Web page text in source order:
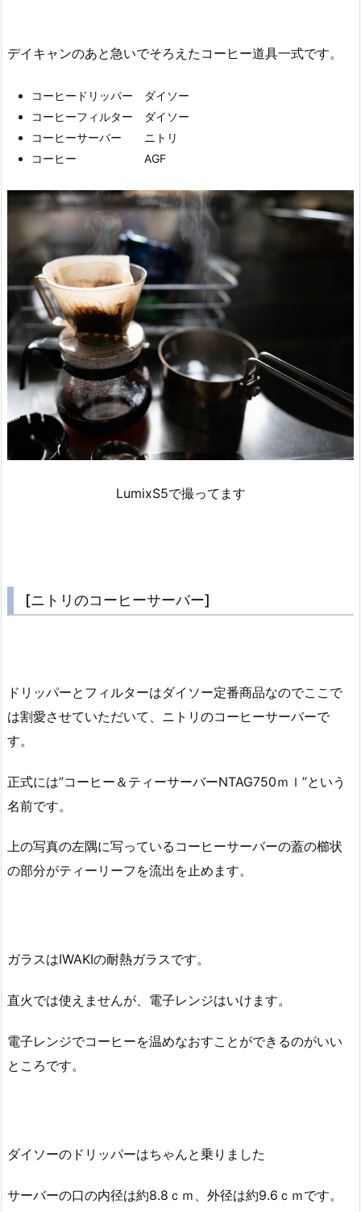
デイキャンのあと急いでそろえたコーヒー道具一式です。
コーヒードリッパー ダイソー
コーヒーフィルター ダイソー
コーヒーサーバー ニトリ
コーヒー AGF
LumixS5で撮ってます
[ニトリのコーヒーサーバー]
ドリッパーとフィルターはダイソー定番商品なのでここで
は割愛させていただいて、ニトリのコーヒーサーバーで
す。
正式には”コーヒー＆ティーサーバーNTAG750ｍｌ”という
名前です。
上の写真の左隅に写っているコーヒーサーバーの蓋の櫛状
の部分がティーリーフを流出を止めます。
ガラスはIWAKIの耐熱ガラスです。
直火では使えませんが、電子レンジはいけます。
電子レンジでコーヒーを温めなおすことができるのがいい
ところです。
ダイソーのドリッパーはちゃんと乗りました
サーバーの口の内径は約8.8ｃｍ、外径は約9.6ｃｍです。